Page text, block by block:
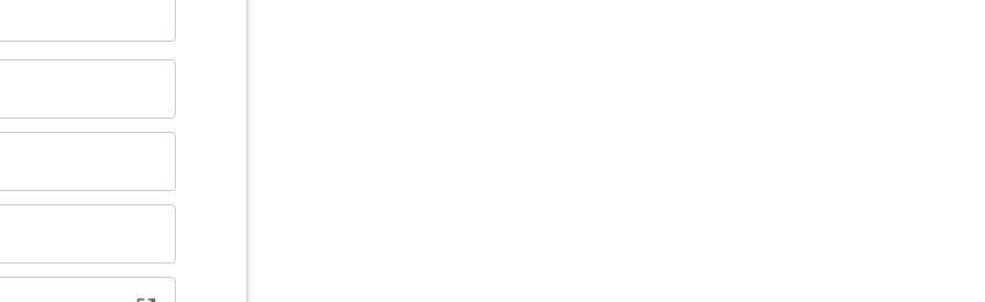
des 20.
Landtag die
zu Auszeiten und
rund um
Teile der
ein schöner Blick auf
Garten. Am Eisbach